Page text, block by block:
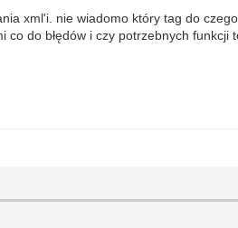
xml'i. nie wiadomo który tag do
do błędów i czy potrzebnych funkcji